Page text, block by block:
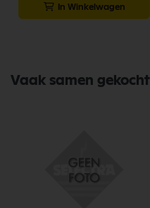
In Winkelwagen
Vaak samen gekocht